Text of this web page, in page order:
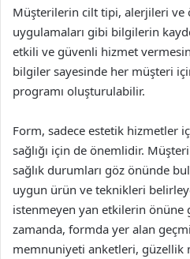
Müşterilerin cilt tipi, alerjileri ve
uygulamaları gibi bilgilerin
etkili ve güvenli hizmet
bilgiler sayesinde her müşteri
programı oluşturulabilir.
Form, sadece estetik hizmetler
sağlığı için de önemlidir.
sağlık durumları göz önünde
uygun ürün ve teknikleri
istenmeyen yan etkilerin önüne
zamanda, formda yer alan
memnuniyeti anketleri, güzellik